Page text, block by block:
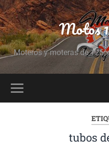
Motos
Moteros y moteras de 125,
tubos